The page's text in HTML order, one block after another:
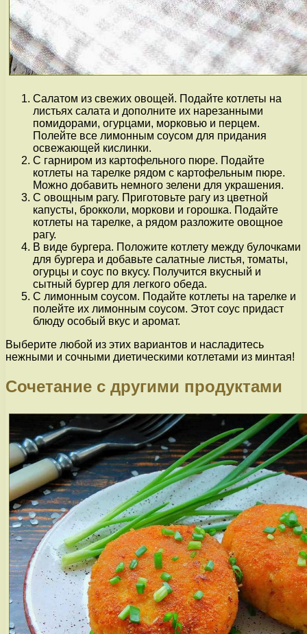
Салатом из свежих овощей. Подайте котлеты на
листьях салата и дополните их нарезанными
помидорами, огурцами, морковью и перцем.
Полейте все лимонным соусом для придания
освежающей кислинки.
С гарниром из картофельного пюре. Подайте
котлеты на тарелке рядом с картофельным пюре.
Можно добавить немного зелени для украшения.
С овощным рагу. Приготовьте рагу из цветной
капусты, брокколи, моркови и горошка. Подайте
котлеты на тарелке, а рядом разложите овощное
рагу.
В виде бургера. Положите котлету между булочками
для бургера и добавьте салатные листья, томаты,
огурцы и соус по вкусу. Получится вкусный и
сытный бургер для легкого обеда.
С лимонным соусом. Подайте котлеты на тарелке и
полейте их лимонным соусом. Этот соус придаст
блюду особый вкус и аромат.
Выберите любой из этих вариантов и насладитесь
нежными и сочными диетическими котлетами из минтая!
Сочетание с другими продуктами